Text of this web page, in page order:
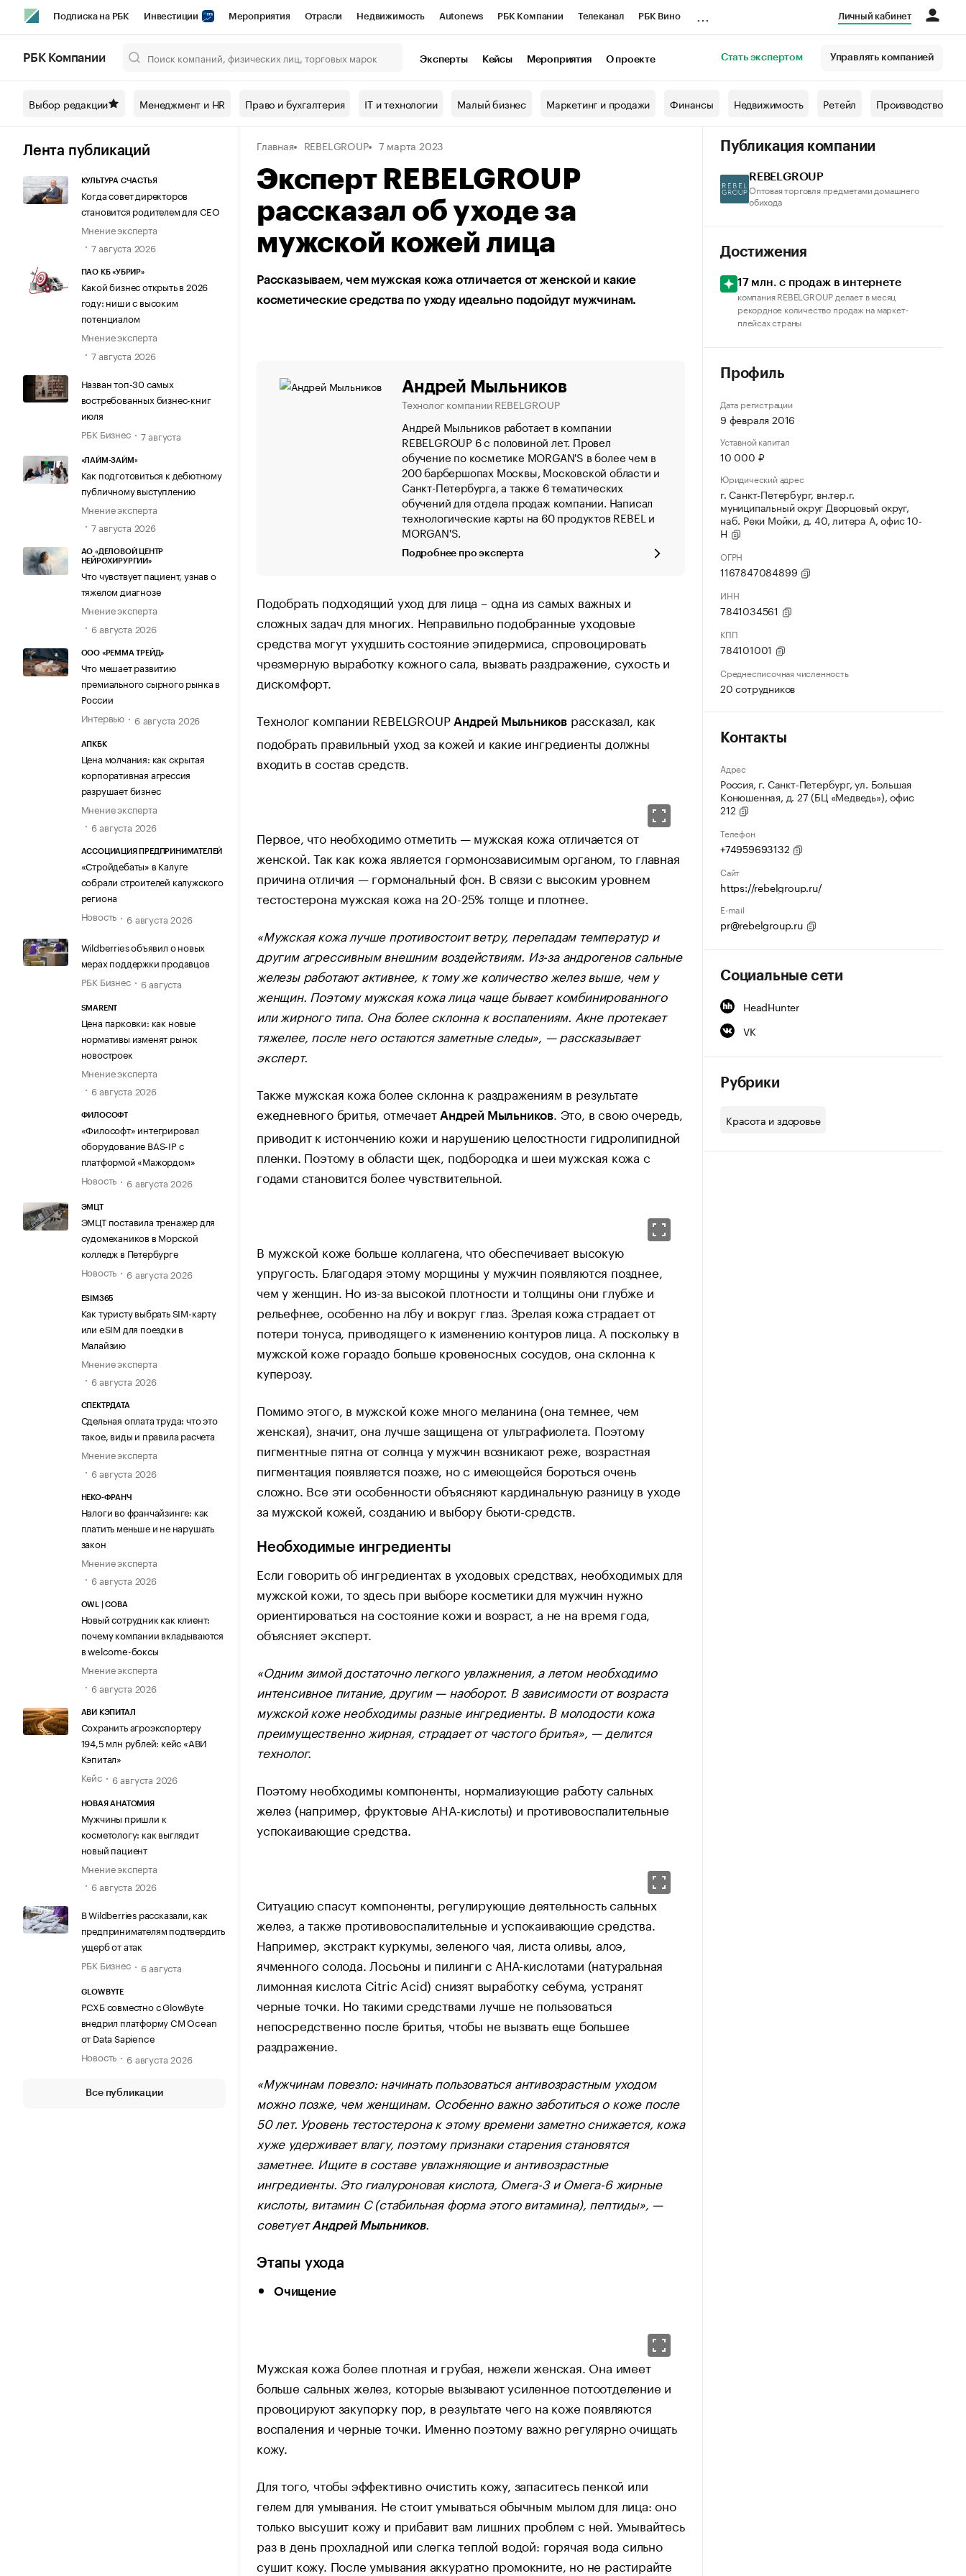
Подписка на РБК Инвестиции Мероприятия Отрасли Недвижимость Autonews РБК Компании Телеканал РБК Вино
Спецпроекты СПб Конференции СПб Спецпроекты Проверка контрагентов
Технологии и медиа Рынок наличной валюты
Личный кабинет
РБК Компании Эксперты Кейсы Мероприятия О проекте Стать экспертом Управлять компанией
Выбор редакции Менеджмент и HR Право и бухгалтерия IT и технологии Малый бизнес Маркетинг и продажи Финансы Недвижимость Ретейл Производство
Лента публикаций
КУЛЬТУРА СЧАСТЬЯ
Когда совет директоров
становится родителем для CEO
Мнение эксперта
7 августа 2026
ПАО КБ «УБРИР»
Какой бизнес открыть в 2026
году: ниши с высоким
потенциалом
Мнение эксперта
7 августа 2026
Назван топ-30 самых
востребованных бизнес-книг
июля
РБК Бизнес
7 августа
«ЛАЙМ-ЗАЙМ»
Как подготовиться к дебютному
публичному выступлению
Мнение эксперта
7 августа 2026
АО «ДЕЛОВОЙ ЦЕНТР
НЕЙРОХИРУРГИИ»
Что чувствует пациент, узнав о
тяжелом диагнозе
Мнение эксперта
6 августа 2026
ООО «РЕММА ТРЕЙД»
Что мешает развитию
премиального сырного рынка в
России
Интервью
6 августа 2026
АПКБК
Цена молчания: как скрытая
корпоративная агрессия
разрушает бизнес
Мнение эксперта
6 августа 2026
АССОЦИАЦИЯ ПРЕДПРИНИМАТЕЛЕЙ
«Стройдебаты» в Калуге
собрали строителей калужского
региона
Новость
6 августа 2026
Wildberries объявил о новых
мерах поддержки продавцов
РБК Бизнес
6 августа
SMARENT
Цена парковки: как новые
нормативы изменят рынок
новостроек
Мнение эксперта
6 августа 2026
ФИЛОСОФТ
«Философт» интегрировал
оборудование BAS-IP с
платформой «Мажордом»
Новость
6 августа 2026
ЭМЦТ
ЭМЦТ поставила тренажер для
судомехаников в Морской
колледж в Петербурге
Новость
6 августа 2026
ESIM365
Как туристу выбрать SIM-карту
или eSIM для поездки в
Малайзию
Мнение эксперта
6 августа 2026
СПЕКТРДАТА
Сдельная оплата труда: что это
такое, виды и правила расчета
Мнение эксперта
6 августа 2026
НЕКО-ФРАНЧ
Налоги во франчайзинге: как
платить меньше и не нарушать
закон
Мнение эксперта
6 августа 2026
OWL | СОВА
Новый сотрудник как клиент:
почему компании вкладываются
в welcome-боксы
Мнение эксперта
6 августа 2026
АВИ КЭПИТАЛ
Сохранить агроэкспортеру
194,5 млн рублей: кейс «АВИ
Кэпитал»
Кейс
6 августа 2026
НОВАЯ АНАТОМИЯ
Мужчины пришли к
косметологу: как выглядит
новый пациент
Мнение эксперта
6 августа 2026
В Wildberries рассказали, как
предпринимателям подтвердить
ущерб от атак
РБК Бизнес
6 августа
GLOWBYTE
РСХБ совместно с GlowByte
внедрил платформу CM Ocean
от Data Sapience
Новость
6 августа 2026
Все публикации
Главная REBELGROUP 7 марта 2023
Эксперт REBELGROUP
рассказал об уходе за
мужской кожей лица
Рассказываем, чем мужская кожа отличается от женской и какие
косметические средства по уходу идеально подойдут мужчинам.
Андрей Мыльников
Технолог компании REBELGROUP
Андрей Мыльников работает в компании
REBELGROUP 6 с половиной лет. Провел
обучение по косметике MORGAN'S в более чем в
200 барбершопах Москвы, Московской области и
Санкт-Петербурга, а также 6 тематических
обучений для отдела продаж компании. Написал
технологические карты на 60 продуктов REBEL и
MORGAN'S.
Подробнее про эксперта
Подобрать подходящий уход для лица – одна из самых важных и
сложных задач для многих. Неправильно подобранные уходовые
средства могут ухудшить состояние эпидермиса, спровоцировать
чрезмерную выработку кожного сала, вызвать раздражение, сухость и
дискомфорт.
Технолог компании REBELGROUP Андрей Мыльников рассказал, как
подобрать правильный уход за кожей и какие ингредиенты должны
входить в состав средств.
Первое, что необходимо отметить — мужская кожа отличается от
женской. Так как кожа является гормонозависимым органом, то главная
причина отличия — гормональный фон. В связи с высоким уровнем
тестостерона мужская кожа на 20-25% толще и плотнее.
«Мужская кожа лучше противостоит ветру, перепадам температур и
другим агрессивным внешним воздействиям. Из-за андрогенов сальные
железы работают активнее, к тому же количество желез выше, чем у
женщин. Поэтому мужская кожа лица чаще бывает комбинированного
или жирного типа. Она более склонна к воспалениям. Акне протекает
тяжелее, после него остаются заметные следы», — рассказывает
эксперт.
Также мужская кожа более склонна к раздражениям в результате
ежедневного бритья, отмечает Андрей Мыльников . Это, в свою очередь,
приводит к истончению кожи и нарушению целостности гидролипидной
пленки. Поэтому в области щек, подбородка и шеи мужская кожа с
годами становится более чувствительной.
В мужской коже больше коллагена, что обеспечивает высокую
упругость. Благодаря этому морщины у мужчин появляются позднее,
чем у женщин. Но из-за высокой плотности и толщины они глубже и
рельефнее, особенно на лбу и вокруг глаз. Зрелая кожа страдает от
потери тонуса, приводящего к изменению контуров лица. А поскольку в
мужской коже гораздо больше кровеносных сосудов, она склонна к
куперозу.
Помимо этого, в мужской коже много меланина (она темнее, чем
женская), значит, она лучше защищена от ультрафиолета. Поэтому
пигментные пятна от солнца у мужчин возникают реже, возрастная
пигментация появляется позже, но с имеющейся бороться очень
сложно. Все эти особенности объясняют кардинальную разницу в уходе
за мужской кожей, созданию и выбору бьюти-средств.
Необходимые ингредиенты
Если говорить об ингредиентах в уходовых средствах, необходимых для
мужской кожи, то здесь при выборе косметики для мужчин нужно
ориентироваться на состояние кожи и возраст, а не на время года,
объясняет эксперт.
«Одним зимой достаточно легкого увлажнения, а летом необходимо
интенсивное питание, другим — наоборот. В зависимости от возраста
мужской коже необходимы разные ингредиенты. В молодости кожа
преимущественно жирная, страдает от частого бритья», — делится
технолог.
Поэтому необходимы компоненты, нормализующие работу сальных
желез (например, фруктовые AHA-кислоты) и противовоспалительные
успокаивающие средства.
Ситуацию спасут компоненты, регулирующие деятельность сальных
желез, а также противовоспалительные и успокаивающие средства.
Например, экстракт куркумы, зеленого чая, листа оливы, алоэ,
ячменного солода. Лосьоны и пилинги с АНА-кислотами (натуральная
лимонная кислота Citric Acid) снизят выработку себума, устранят
черные точки. Но такими средствами лучше не пользоваться
непосредственно после бритья, чтобы не вызвать еще большее
раздражение.
«Мужчинам повезло: начинать пользоваться антивозрастным уходом
можно позже, чем женщинам. Особенно важно заботиться о коже после
50 лет. Уровень тестостерона к этому времени заметно снижается, кожа
хуже удерживает влагу, поэтому признаки старения становятся
заметнее. Ищите в составе увлажняющие и антивозрастные
ингредиенты. Это гиалуроновая кислота, Омега-3 и Омега-6 жирные
кислоты, витамин С (стабильная форма этого витамина), пептиды», —
советуетАндрей Мыльников.
Этапы ухода
Очищение
Мужская кожа более плотная и грубая, нежели женская. Она имеет
больше сальных желез, которые вызывают усиленное потоотделение и
провоцируют закупорку пор, в результате чего на коже появляются
воспаления и черные точки. Именно поэтому важно регулярно очищать
кожу.
Для того, чтобы эффективно очистить кожу, запаситесь пенкой или
гелем для умывания. Не стоит умываться обычным мылом для лица: оно
только высушит кожу и прибавит вам лишних проблем с ней. Умывайтесь
раз в день прохладной или слегка теплой водой: горячая вода сильно
сушит кожу. После умывания аккуратно промокните, но не растирайте
Публикация компании
REBELGROUP
Оптовая торговля предметами домашнего
обихода
Достижения
17 млн. с продаж в интернете
компания REBELGROUP делает в месяц
рекордное количество продаж на маркет-
плейсах страны
Профиль
Дата регистрации
9 февраля 2016
Уставной капитал
10 000 ₽
Юридический адрес
г. Санкт-Петербург, вн.тер.г.
муниципальный округ Дворцовый округ,
наб. Реки Мойки, д. 40, литера А, офис 10-
Н
ОГРН
1167847084899
ИНН
7841034561
КПП
784101001
Среднесписочная численность
20 сотрудников
Контакты
Адрес
Россия, г. Санкт-Петербург, ул. Большая
Конюшенная, д. 27 (БЦ «Медведь»), офис
212
Телефон
+74959693132
Сайт
https://rebelgroup.ru/
E-mail
pr@rebelgroup.ru
Социальные сети
HeadHunter
VK
Рубрики
Красота и здоровье